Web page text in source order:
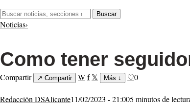
Buscar:
Buscar
Noticias›
Como tener
Compartir ↗ Compartir Wf 𝕏 Más ↓ ♡0
Redacción DSAlicante11/02/2023 - 21:005 minutos de